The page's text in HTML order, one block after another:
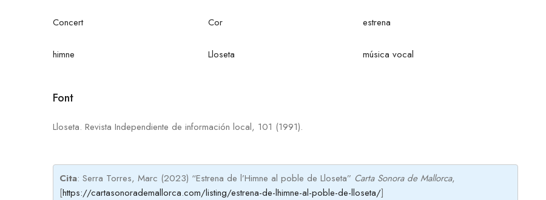
Concert Cor estrena
himne Lloseta música vocal
Font
Lloseta. Revista Independiente de información local, 101 (1991).
Cita: Serra Torres, Marc (2023) “Estrena de l’Himne al poble de Lloseta” Carta Sonora de Mallorca,
[https://cartasonorademallorca.com/listing/estrena-de-lhimne-al-poble-de-lloseta/]